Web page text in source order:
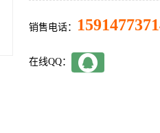
销售电话：
在线QQ：